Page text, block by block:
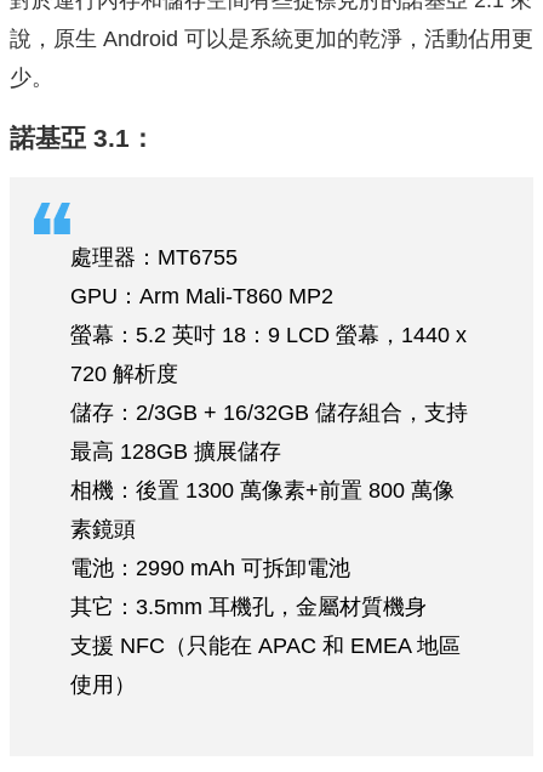
說，原生 Android 可以是系統更加的乾淨，活動佔用更
少。
諾基亞 3.1：
處理器：MT6755
GPU：Arm Mali-T860 MP2
螢幕：5.2 英吋 18：9 LCD 螢幕，1440 x
720 解析度
儲存：2/3GB + 16/32GB 儲存組合，支持
最高 128GB 擴展儲存
相機：後置 1300 萬像素+前置 800 萬像
素鏡頭
電池：2990 mAh 可拆卸電池
其它：3.5mm 耳機孔，金屬材質機身
支援 NFC（只能在 APAC 和 EMEA 地區
使用）